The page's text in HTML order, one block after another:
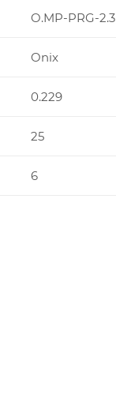
O.MP-PRG-2.3
Onix
0.229
25
6